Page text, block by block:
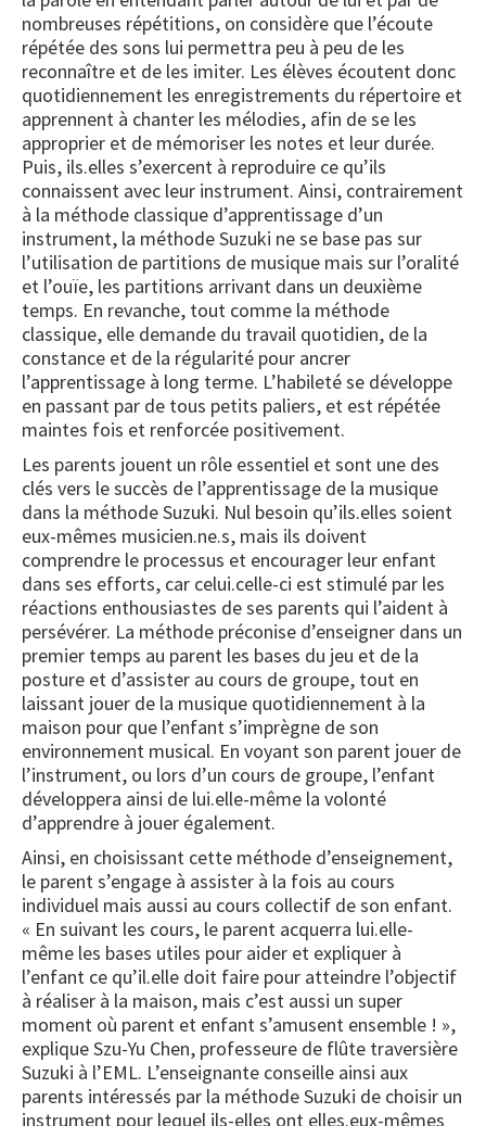
nombreuses répétitions, on considère que l’écoute
répétée des sons lui permettra peu à peu de les
reconnaître et de les imiter. Les élèves écoutent donc
quotidiennement les enregistrements du répertoire et
apprennent à chanter les mélodies, afin de se les
approprier et de mémoriser les notes et leur durée.
Puis, ils.elles s’exercent à reproduire ce qu’ils
connaissent avec leur instrument. Ainsi, contrairement
à la méthode classique d’apprentissage d’un
instrument, la méthode Suzuki ne se base pas sur
l’utilisation de partitions de musique mais sur l’oralité
et l’ouïe, les partitions arrivant dans un deuxième
temps. En revanche, tout comme la méthode
classique, elle demande du travail quotidien, de la
constance et de la régularité pour ancrer
l’apprentissage à long terme. L’habileté se développe
en passant par de tous petits paliers, et est répétée
maintes fois et renforcée positivement.
Les parents jouent un rôle essentiel et sont une des
clés vers le succès de l’apprentissage de la musique
dans la méthode Suzuki. Nul besoin qu’ils.elles soient
eux-mêmes musicien.ne.s, mais ils doivent
comprendre le processus et encourager leur enfant
dans ses efforts, car celui.celle-ci est stimulé par les
réactions enthousiastes de ses parents qui l’aident à
persévérer. La méthode préconise d’enseigner dans un
premier temps au parent les bases du jeu et de la
posture et d’assister au cours de groupe, tout en
laissant jouer de la musique quotidiennement à la
maison pour que l’enfant s’imprègne de son
environnement musical. En voyant son parent jouer de
l’instrument, ou lors d’un cours de groupe, l’enfant
développera ainsi de lui.elle-même la volonté
d’apprendre à jouer également.
Ainsi, en choisissant cette méthode d’enseignement,
le parent s’engage à assister à la fois au cours
individuel mais aussi au cours collectif de son enfant.
« En suivant les cours, le parent acquerra lui.elle-
même les bases utiles pour aider et expliquer à
l’enfant ce qu’il.elle doit faire pour atteindre l’objectif
à réaliser à la maison, mais c’est aussi un super
moment où parent et enfant s’amusent ensemble ! »,
explique Szu-Yu Chen, professeure de flûte traversière
Suzuki à l’EML. L’enseignante conseille ainsi aux
parents intéressés par la méthode Suzuki de choisir un
instrument pour lequel ils-elles ont elles.eux-mêmes